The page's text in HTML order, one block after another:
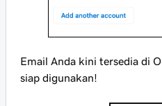
Email Anda kini tersedia di
siap digunakan!